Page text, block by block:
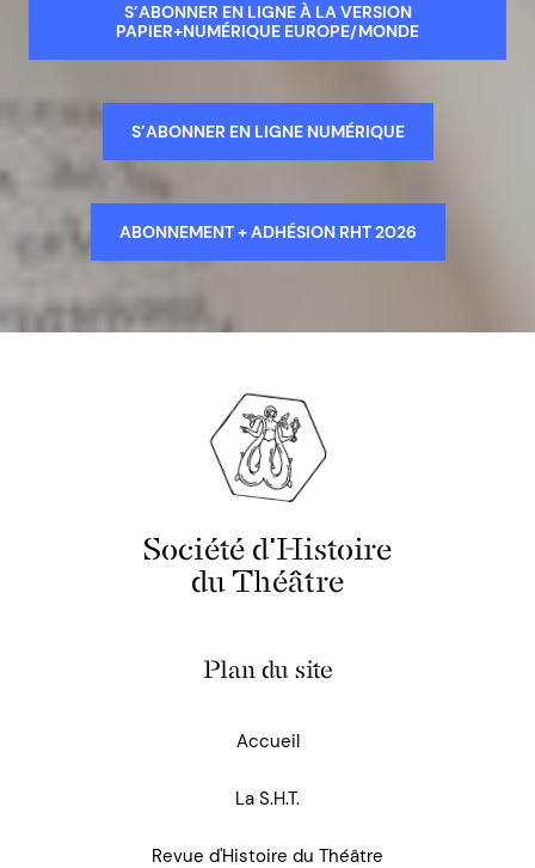
S’ABONNER EN LIGNE À LA VERSION
PAPIER+NUMÉRIQUE EUROPE/MONDE
S’ABONNER EN LIGNE NUMÉRIQUE
ABONNEMENT + ADHÉSION RHT 2026
Société d'Histoire
du Théâtre
Plan du site
Accueil
La S.H.T.
Revue d'Histoire du Théâtre